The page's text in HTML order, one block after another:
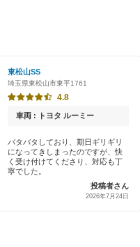
東松山SS
埼玉県東松山市東平1761
4.8
車両 : トヨタ ルーミー
バタバタしており、期日ギリギリ
になってきしまったのですが、快
く受け付けてくださり、対応も丁
寧でした。
投稿者さん
2026年7月24日